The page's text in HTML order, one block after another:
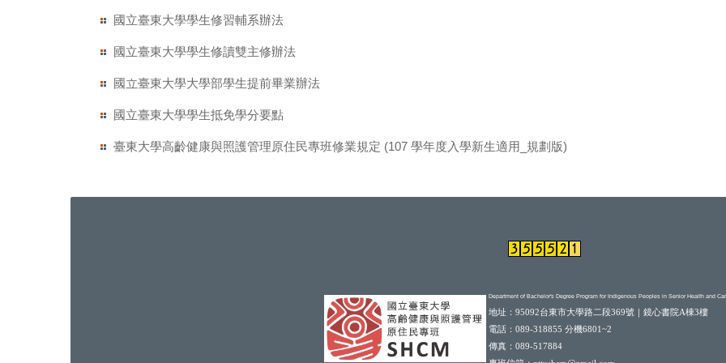
國立臺東大學學生修習輔系辦法
國立臺東大學學生修讀雙主修辦法
國立臺東大學大學部學生提前畢業辦法
國立臺東大學學生抵免學分要點
臺東大學高齡健康與照護管理原住民專班修業規定 (107 學年度入學新生適用_規劃版)
Department of Bachelor's Degree Program for Indigenous Peoples in Senior Health and
地址 ： 95092台東市大學路二段369號｜鏡心書院A棟3樓
電話：089-318855 分機6801~2
傳真：089-517884